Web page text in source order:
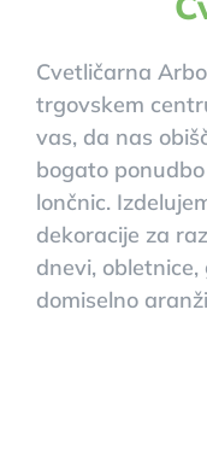
Cvetličarna
trgovskem
vas, da nas
bogato
lončnic.
dekoracije za
dnevi,
domiselno